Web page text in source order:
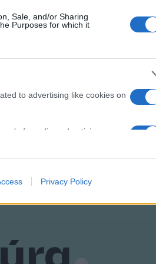
Sale, and/or Sharing
Purposes for which it
to advertising like cookies on
for online advertising
Privacy Policy
Attila,Lakatos Márk,